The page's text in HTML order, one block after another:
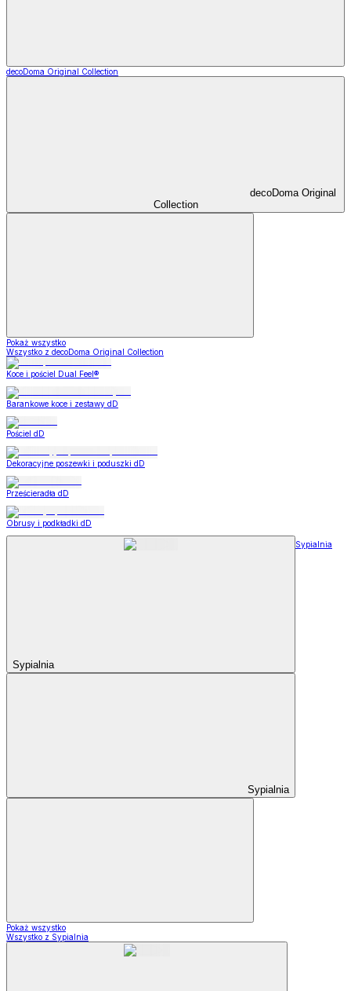
decoDoma Original Collection
decoDoma Original
Collection
Pokaż wszystko
Wszystko z decoDoma Original Collection
Koce i pościel Dual Feel®
Barankowe koce i zestawy dD
Pościel dD
Dekoracyjne poszewki i poduszki dD
Prześcieradła dD
Obrusy i podkładki dD
Sypialnia
Sypialnia
Sypialnia
Pokaż wszystko
Wszystko z Sypialnia